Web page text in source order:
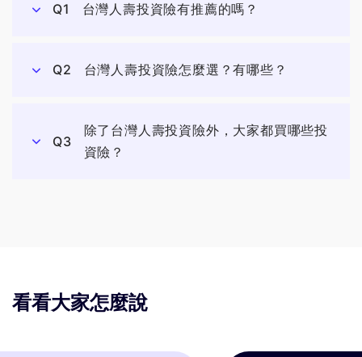
Q1 台灣人壽投資險有推薦的嗎？
Q2 台灣人壽投資險怎麼選？有哪些？
Q3
除了台灣人壽投資險外，大家都買哪些投
資險？
看看大家怎麼說